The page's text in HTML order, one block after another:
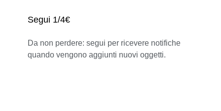
Segui 1/4€
Da non perdere: segui per ricevere notifiche
quando vengono aggiunti nuovi oggetti.